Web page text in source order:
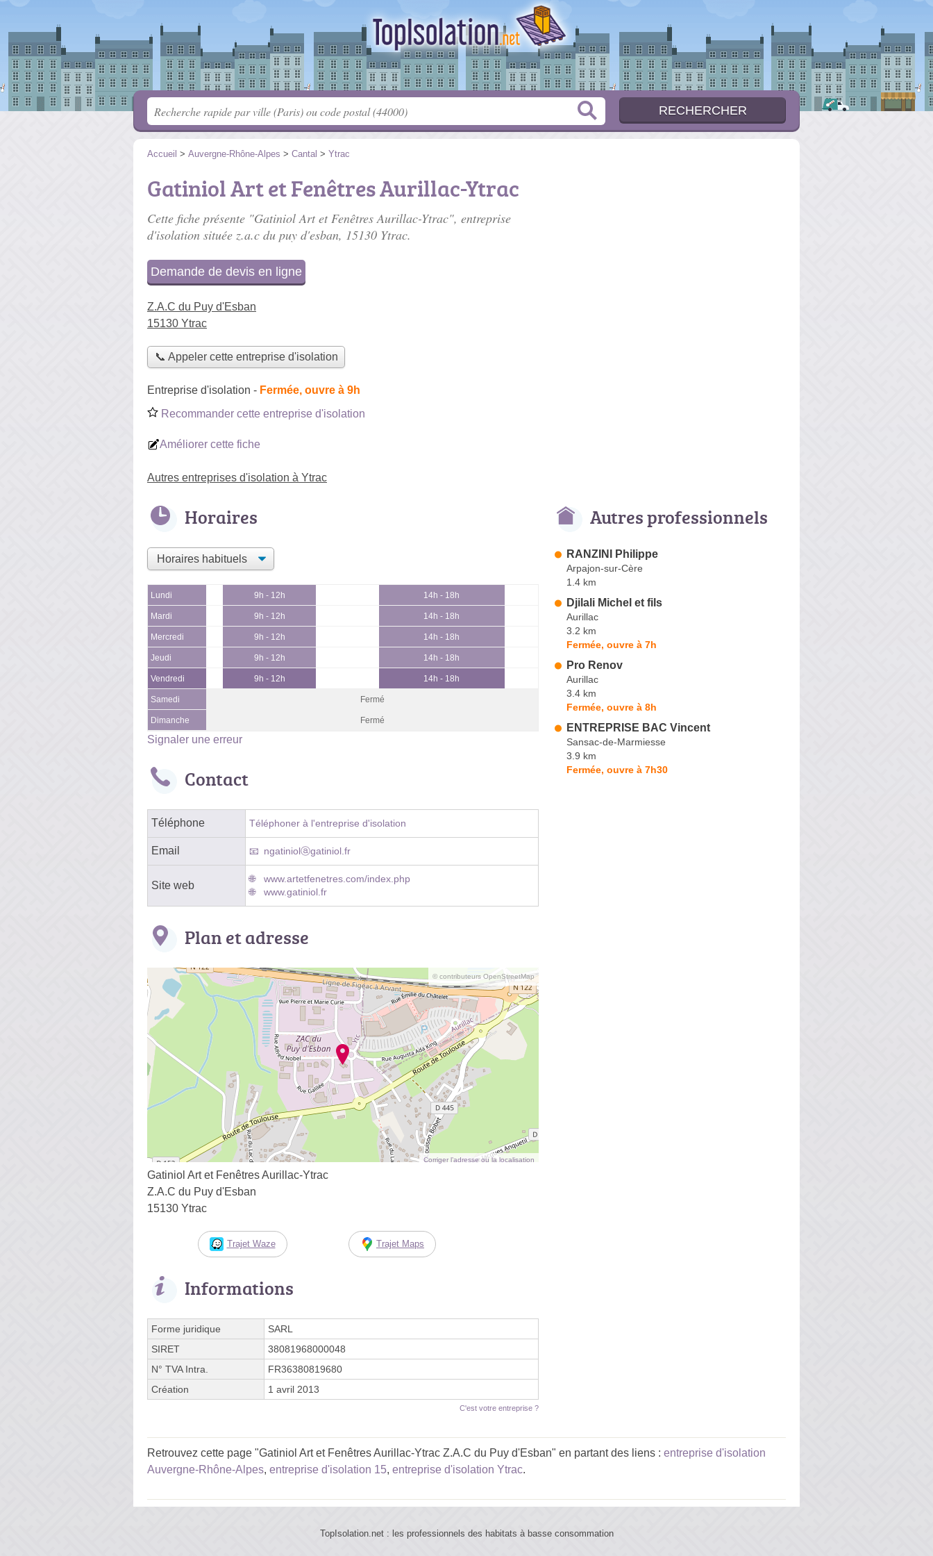
Accueil > Auvergne-Rhône-Alpes > Cantal > Ytrac
Gatiniol Art et Fenêtres Aurillac-Ytrac
Cette fiche présente "Gatiniol Art et Fenêtres Aurillac-Ytrac", entreprise
d'isolation située z.a.c du puy d'esban, 15130 Ytrac.
Demande de devis en ligne
Z.A.C du Puy d'Esban
15130 Ytrac
📞 Appeler cette entreprise d'isolation
Entreprise d'isolation - Fermée, ouvre à 9h
Recommander cette entreprise d'isolation
Améliorer cette fiche
Autres entreprises d'isolation à Ytrac
Horaires
Lundi 9h - 12h 14h - 18h
Mardi 9h - 12h 14h - 18h
Mercredi 9h - 12h 14h - 18h
Jeudi 9h - 12h 14h - 18h
Vendredi 9h - 12h 14h - 18h
Samedi Fermé
Dimanche Fermé
Signaler une erreur
Contact
Téléphone Téléphoner à l'entreprise d'isolation
Email ngatiniolⓐgatiniol.fr
Site web
www.artetfenetres.com/index.php
www.gatiniol.fr
Plan et adresse
© contributeurs OpenStreetMap
Corriger l’adresse ou la localisation
Gatiniol Art et Fenêtres Aurillac-Ytrac
Z.A.C du Puy d'Esban
15130 Ytrac
Trajet Waze Trajet Maps
Informations
Forme juridique
SARL
SIRET
38081968000048
N° TVA Intra.
FR36380819680
Création
1 avril 2013
C'est votre entreprise ?
Autres professionnels
RANZINI Philippe
Arpajon-sur-Cère
1.4 km
Djilali Michel et fils
Aurillac
3.2 km
Fermée, ouvre à 7h
Pro Renov
Aurillac
3.4 km
Fermée, ouvre à 8h
ENTREPRISE BAC Vincent
Sansac-de-Marmiesse
3.9 km
Fermée, ouvre à 7h30
Retrouvez cette page "Gatiniol Art et Fenêtres Aurillac-Ytrac Z.A.C du Puy d'Esban" en partant des liens : entreprise d'isolation
Auvergne-Rhône-Alpes, entreprise d'isolation 15, entreprise d'isolation Ytrac.
TopIsolation.net : les professionnels des habitats à basse consommation